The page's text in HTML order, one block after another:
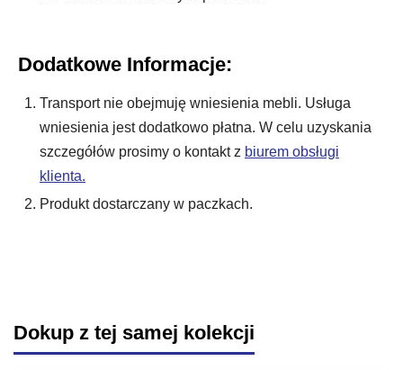
Dodatkowe Informacje:
Transport nie obejmuję wniesienia mebli. Usługa
wniesienia jest dodatkowo płatna. W celu uzyskania
szczegółów prosimy o kontakt z biurem obsługi
klienta.
Produkt dostarczany w paczkach.
Dokup z tej samej kolekcji